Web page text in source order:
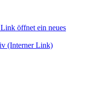
öffnet ein neues
(Interner Link)